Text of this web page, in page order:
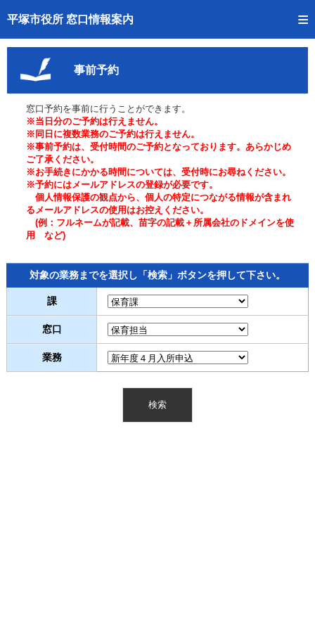
平塚市役所 窓口情報案内
トップページへ
ご利用方法
事前予約
予約状況確認
窓口混雑状況
待ち状況確認
交付状況確認
混雑予想カレンダー
事前予約
窓口予約を事前に行うことができます。
※当日分のご予約は行えません。
※同日に複数業務のご予約は行えません。
※事前予約は、受付時間のご予約となっております。あらかじめ
ご了承ください。
※お手続きにかかる時間については、受付時にお尋ねください。
※予約にはメールアドレスの登録が必要です。
個人情報保護の観点から、個人の特定につながる情報が含まれ
るメールアドレスの使用はお控えください。
(例：フルネームが記載、苗字の記載＋所属会社のドメインを使
用 など)
対象の業務までを選択し「検索」ボタンを押して下さい。
課
窓口
業務